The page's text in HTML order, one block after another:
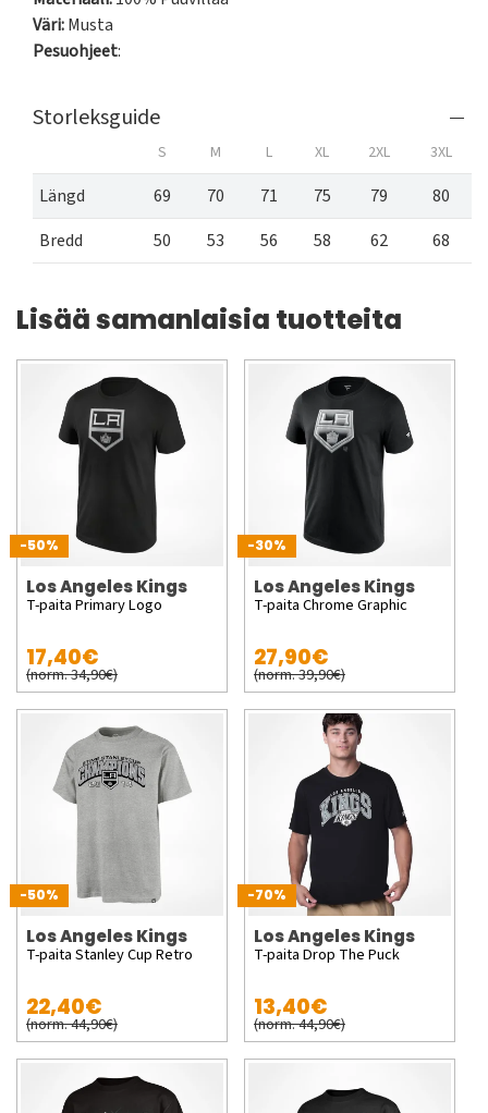
Väri:Musta
Pesuohjeet:
Storleksguide
S M L XL 2XL 3XL
Längd 69 70 71 75 79
80
Bredd
50 53 56 58 62 68
Lisää samanlaisia tuotteita
-50%
Los Angeles Kings
T-paita Primary Logo
17,40€
(norm. 34,90€)
-30%
Los Angeles Kings
T-paita Chrome Graphic
27,90€
(norm. 39,90€)
-50%
Los Angeles Kings
T-paita Stanley Cup Retro
22,40€
(norm. 44,90€)
-70%
Los Angeles Kings
T-paita Drop The Puck
13,40€
(norm. 44,90€)